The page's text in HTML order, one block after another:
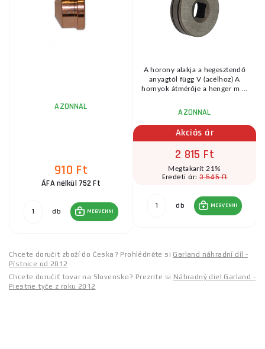
AZONNAL
910 Ft
ÁFA nélkül 752 Ft
db MEGVENNI
A horony alakja a hegesztendő
anyagtól függ V (acélhoz) A
hornyok átmérője a henger m ...
AZONNAL
Akciós ár
2 815 Ft
Megtakarít 21%
Eredeti ár:3 545 Ft
db MEGVENNI
Chcete doručit zboží do Česka? Prohlédněte si Garland náhradní díl -
Pístnice od 2012
Chcete doručiť tovar na Slovensko? Prezrite si Náhradný diel Garland -
Piestne tyče z roku 2012